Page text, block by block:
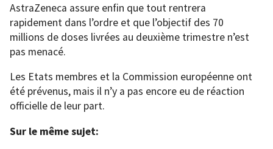
AstraZeneca assure enfin que tout rentrera
rapidement dans l’ordre et que l’objectif des 70
millions de doses livrées au deuxième trimestre n’est
pas menacé.
Les Etats membres et la Commission européenne ont
été prévenus, mais il n’y a pas encore eu de réaction
officielle de leur part.
Sur le même sujet: